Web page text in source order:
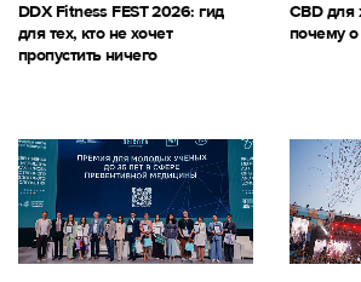
DDX Fitness FEST 2026: гид
для тех, кто не хочет
пропустить ничего
CBD для
почему о